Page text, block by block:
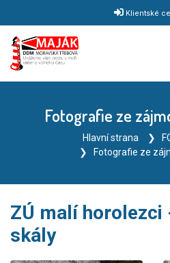
Klientské
Fotografie ze
Hlavní strana
Fotografie ze
ZÚ malí horolezci
skály